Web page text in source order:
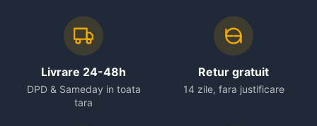
Livrare 24-48h
DPD & Sameday in toata
tara
Retur gratuit
14 zile, fara justificare